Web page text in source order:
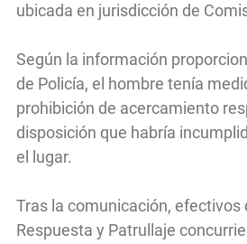
ubicada en jurisdicción de
Según la información
de Policía, el hombre tenía
prohibición de acercamiento
disposición que habría
el lugar.
Tras la comunicación, efectivos
Respuesta y Patrullaje